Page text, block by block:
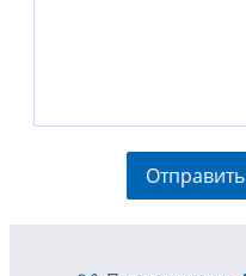
Отправить